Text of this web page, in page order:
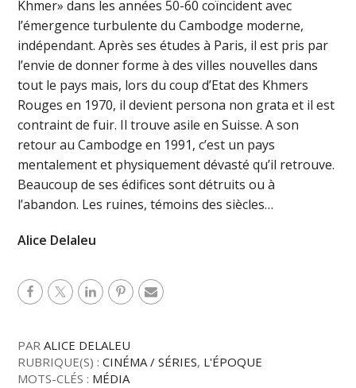
Khmer» dans les années 50-60 coïncident avec
l’émergence turbulente du Cambodge moderne,
indépendant. Après ses études à Paris, il est pris par
l’envie de donner forme à des villes nouvelles dans
tout le pays mais, lors du coup d’Etat des Khmers
Rouges en 1970, il devient persona non grata et il est
contraint de fuir. Il trouve asile en Suisse. A son
retour au Cambodge en 1991, c’est un pays
mentalement et physiquement dévasté qu’il retrouve.
Beaucoup de ses édifices sont détruits ou à
l’abandon. Les ruines, témoins des siècles…
Alice Delaleu
PARALICE DELALEU
RUBRIQUE(S) :CINÉMA / SÉRIES, L'ÉPOQUE
MOTS-CLÉS : MÉDIA